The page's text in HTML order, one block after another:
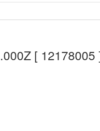
[ 12178005